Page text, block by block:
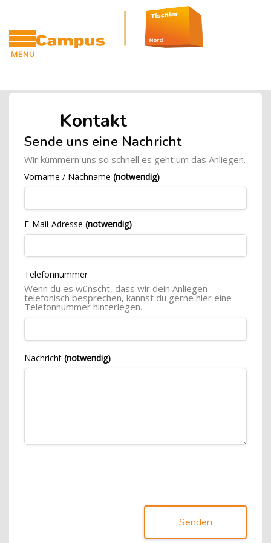
MENÜ
Zum Hauptinhalt
Kontakt
Blöcke
[Cocoon] Custom HTML überspringen
Sende uns eine Nachricht
Wir kümmern uns so schnell es geht um das Anliegen.
Vorname / Nachname (notwendig)
E-Mail-Adresse (notwendig)
Telefonnummer
Wenn du es wünscht, dass wir dein Anliegen
telefonisch besprechen, kannst du gerne hier eine
Telefonnummer hinterlegen.
Nachricht (notwendig)
Senden